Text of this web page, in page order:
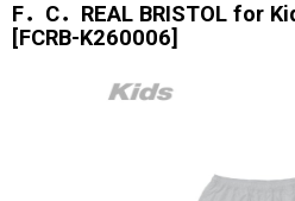
F．C．REAL BRISTOL for
[FCRB-K260006]